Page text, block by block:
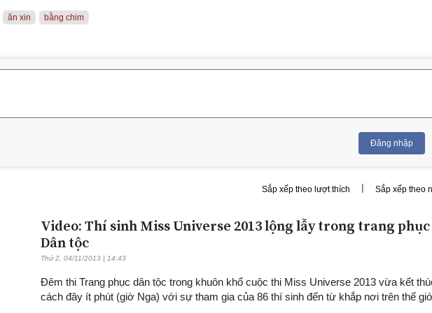
ăn xin bằng chim
Đăng nhập
Sắp xếp theo lượt thích | Sắp xếp theo
Video: Thí sinh Miss Universe 2013 lộng lẫy trong trang phục
Dân tộc
Thứ 2, 04/11/2013 | 14:43
Đêm thi Trang phục dân tộc trong khuôn khổ cuộc thi Miss Universe 2013 vừa kết
cách đây ít phút (giờ Nga) với sự tham gia của 86 thí sinh đến từ khắp nơi trên thế